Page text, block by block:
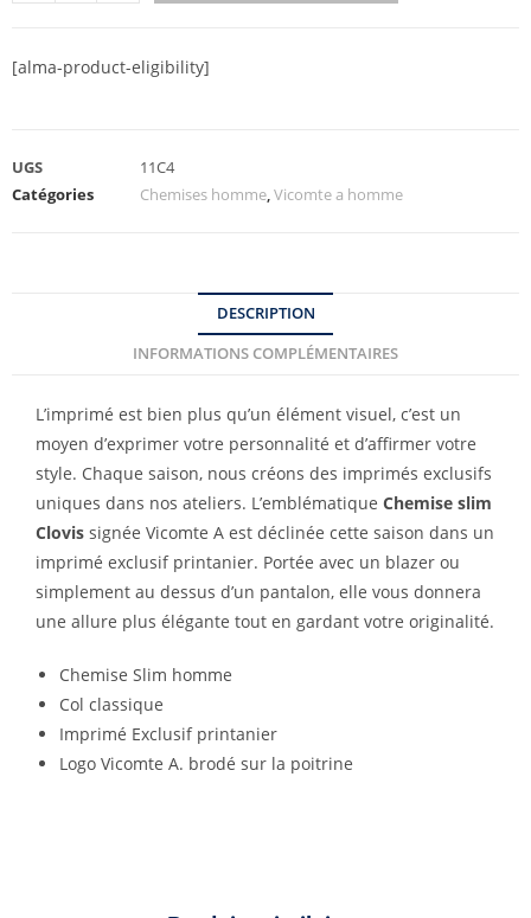
[alma-product-eligibility]
UGS
11C4
Catégories
Chemises homme,Vicomte a homme
DESCRIPTION
INFORMATIONS COMPLÉMENTAIRES
L’imprimé est bien plus qu’un élément visuel, c’est un
moyen d’exprimer votre personnalité et d’affirmer votre
style. Chaque saison, nous créons des imprimés exclusifs
uniques dans nos ateliers. L’emblématique Chemise slim
Clovis signée Vicomte A est déclinée cette saison dans un
imprimé exclusif printanier. Portée avec un blazer ou
simplement au dessus d’un pantalon, elle vous donnera
une allure plus élégante tout en gardant votre originalité.
Chemise Slim homme
Col classique
Imprimé Exclusif printanier
Logo Vicomte A. brodé sur la poitrine